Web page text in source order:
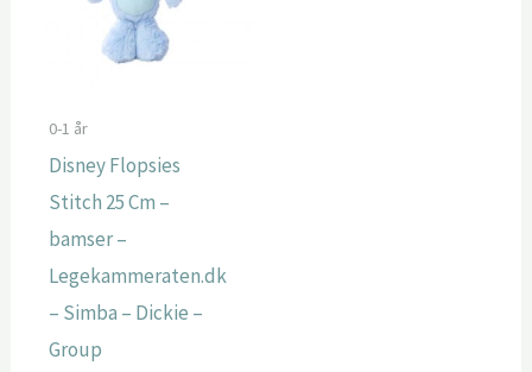
0-1 år
Disney Flopsies
Stitch 25 Cm –
bamser –
Legekammeraten.dk
– Simba – Dickie –
Group